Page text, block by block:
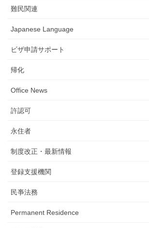
難民関連
Japanese Language
ビザ申請サポート
帰化
Office News
許認可
永住者
制度改正・最新情報
登録支援機関
民亊法務
Permanent Residence